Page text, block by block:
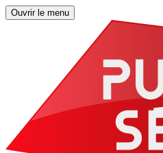
Ouvrir le menu